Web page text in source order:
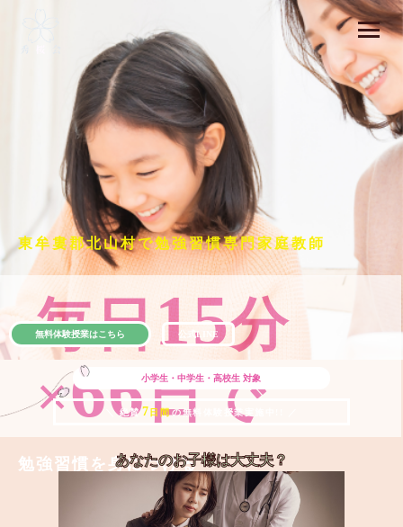
東牟婁郡北山村で勉強習慣専門家庭教師
毎日15分
×66日で
勉強習慣を身につける
小学生・中学生・高校生 対象
＼ 絶賛 7 日間の無料体験授業実施中!! ／
無料体験授業はこちら 公式LINE
あなたのお子様は大丈夫？